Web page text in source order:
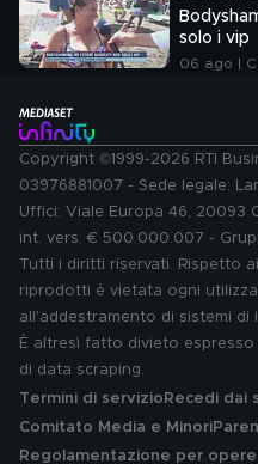
solo i vip
06 ago |
Copyright ©1999-2026 RTI
03976881007 - Sede legale:
Uffici: Viale Europa 46, 20093
int. vers. € 500.000.007 -
Tutti i diritti riservati. Rispetto
riprodotti è vietata ogni
all'addestramento di sistemi di
È altresì fatto divieto
di data scraping.
Termini di servizio Recedi dai
Comitato Media e Minori
Regolamentazione per